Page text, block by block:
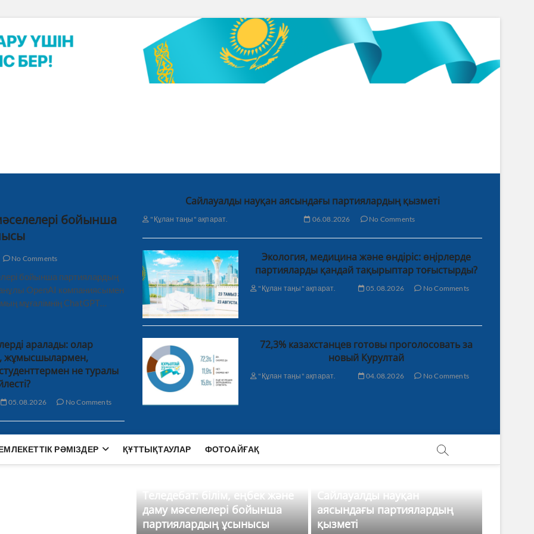
бойынша
No Comments
бойынша партиялардың
OpenAI компаниясымен
мұғалімнің ChatGPT…
Сайлауалды науқан аясындағы партиялардың қызметі
"Құлан таңы" ақпарат. 06.08.2026 No Comments
Экология, медицина және өндіріс: өңірлерде
партияларды қандай тақырыптар тоғыстырды?
"Құлан таңы" ақпарат. 05.08.2026 No Comments
аралады: олар
жұмысшылармен,
не туралы
05.08.2026 No Comments
72,3% казахстанцев готовы проголосовать за
новый Курултай
"Құлан таңы" ақпарат. 04.08.2026 No Comments
РӘМІЗДЕР ҚҰТТЫҚТАУЛАР ФОТОАЙҒАҚ
Теледебат: білім, еңбек және
даму мәселелері бойынша
партиялардың ұсынысы
Сайлауалды науқан
аясындағы партиялардың
қызметі